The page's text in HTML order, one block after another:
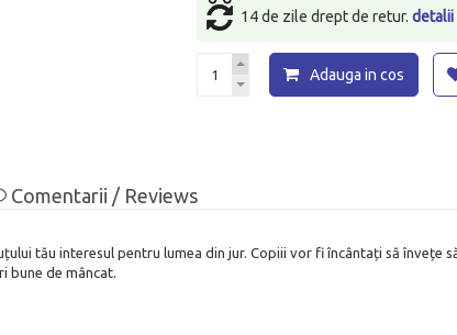
14 de zile drept de retur.detalii
Adauga in cos
Comentarii / Reviews
tău interesul pentru lumea din jur. Copiii vor fi încântați să învețe
bune de mâncat.